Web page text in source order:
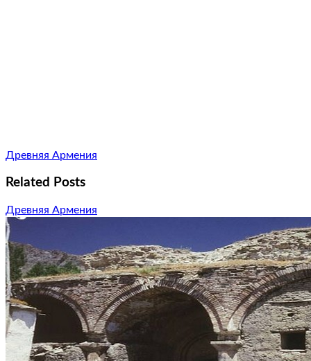
Древняя Армения
Related Posts
Древняя Армения